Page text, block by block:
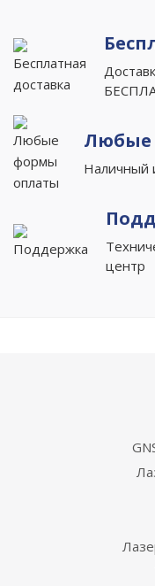
Любые
Наличный
центр